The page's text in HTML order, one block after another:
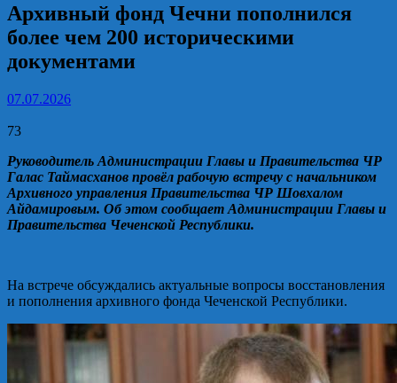
Архивный фонд Чечни пополнился
более чем 200 историческими
документами
07.07.2026
73
Руководитель Администрации Главы и Правительства ЧР
Галас Таймасханов провёл рабочую встречу с начальником
Архивного управления Правительства ЧР Шовхалом
Айдамировым. Об этом сообщает Администрации Главы и
Правительства Чеченской Республики.
На встрече обсуждались актуальные вопросы восстановления
и пополнения архивного фонда Чеченской Республики.